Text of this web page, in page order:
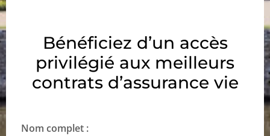
Bénéficiez d’un accès
privilégié aux meilleurs
contrats d’assurance vie
Nom complet :